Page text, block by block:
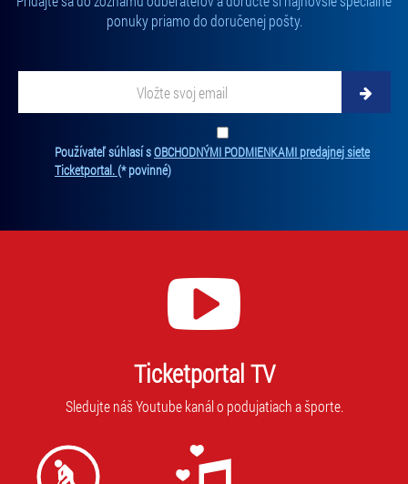
ponuky priamo do doručenej pošty.
Zadajte svoju e-mailovú adresu, na ktorú vám budeme zasielať
Používateľ súhlasí sOBCHODNÝMI PODMIENKAMI predajnej siete
Ticketportal.(* povinné)
Ticketportal TV
Sledujte náš Youtube kanál o podujatiach a športe.